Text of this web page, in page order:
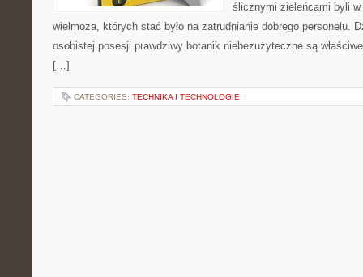
ślicznymi zieleńcami byli
wielmoża, których stać było na zatrudnianie dobrego personelu.
osobistej posesji prawdziwy botanik niebezużyteczne są
[…]
CATEGORIES: TECHNIKA I TECHNOLOGIE